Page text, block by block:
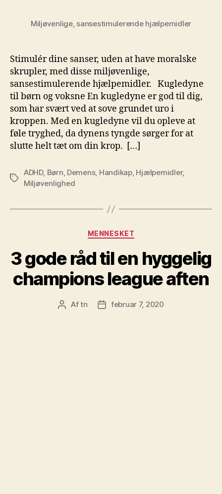
Miljøvenlige, sansestimulerende hjælpemidler
Stimulér dine sanser, uden at have moralske
skrupler, med disse miljøvenlige,
sansestimulerende hjælpemidler. Kugledyne
til børn og voksne En kugledyne er god til dig,
som har svært ved at sove grundet uro i
kroppen. Med en kugledyne vil du opleve at
føle tryghed, da dynens tyngde sørger for at
slutte helt tæt om din krop. […]
Tags
ADHD, Børn, Demens, Handikap, Hjælpemidler,
Miljøvenlighed
Kategorier
MENNESKET
3 gode råd til en hyggelig
champions league aften
Indlægsforfatter
Aftn Indlægsdato
februar 7, 2020